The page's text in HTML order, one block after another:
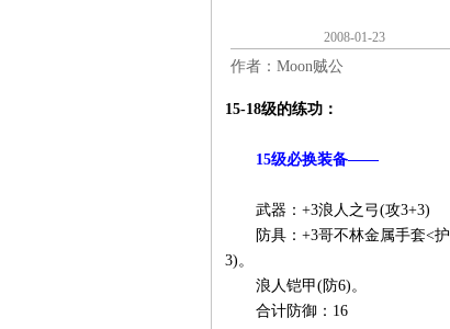
2008-
作者：Moon贼公
15-18级的练功：
15级必换装备——
武器：+3浪人之弓(攻3+3)
防具：+3哥不林金属手套<护
3)。
浪人铠甲(防6)。
合计防御：16